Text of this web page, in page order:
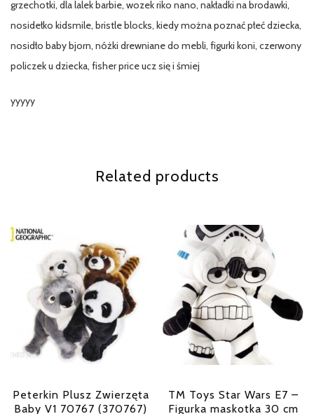
grzechotki, dla lalek barbie, wozek riko nano, nakładki na brodawki,
nosidełko kidsmile, bristle blocks, kiedy można poznać płeć dziecka,
nosidło baby bjorn, nóżki drewniane do mebli, figurki koni, czerwony
policzek u dziecka, fisher price ucz się i śmiej
yyyyy
Related products
Peterkin Plusz Zwierzęta
Baby V1 70767 (370767)
TM Toys Star Wars E7 –
Figurka maskotka 30 cm